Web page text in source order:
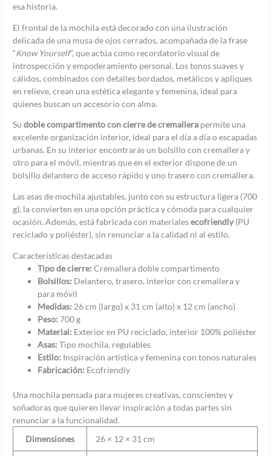
esa historia.
El frontal de la mochila está decorado con una ilustración
delicada de una musa de ojos cerrados, acompañada de la frase
“Know Yourself”, que actúa como recordatorio visual de
introspección y empoderamiento personal. Los tonos suaves y
cálidos, combinados con detalles bordados, metálicos y apliques
en relieve, crean una estética elegante y femenina, ideal para
quienes buscan un accesorio con alma.
Sudoble compartimento con cierre de cremallera permite una
excelente organización interior, ideal para el día a día o escapadas
urbanas. En su interior encontrarás un bolsillo con cremallera y
otro para el móvil, mientras que en el exterior dispone de un
bolsillo delantero de acceso rápido y uno trasero con cremallera.
Las asas de mochila ajustables, junto con su estructura ligera (700
g), la convierten en una opción práctica y cómoda para cualquier
ocasión. Además, está fabricada con materialesecofriendly(PU
reciclado y poliéster), sin renunciar a la calidad ni al estilo.
Características destacadas
Tipo de cierre: Cremallera doble compartimento
Bolsillos: Delantero, trasero, interior con cremallera y
para móvil
Medidas: 26 cm (largo) x 31 cm (alto) x 12 cm (ancho)
Peso: 700 g
Material: Exterior en PU reciclado, interior 100% poliéster
Asas: Tipo mochila, regulables
Estilo: Inspiración artística y femenina con tonos naturales
Fabricación: Ecofriendly
Una mochila pensada para mujeres creativas, conscientes y
soñadoras que quieren llevar inspiración a todas partes sin
renunciar a la funcionalidad.
Dimensiones
26 × 12 × 31 cm